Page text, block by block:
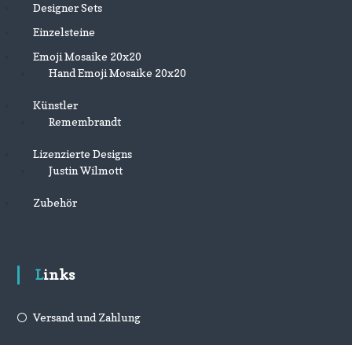
Designer Sets
Einzelsteine
Emoji Mosaike 20x20
Hand Emoji Mosaike 20x20
Künstler
Remembrandt
Lizenzierte Designs
Justin Wilmott
Zubehör
Links
Versand und Zahlung